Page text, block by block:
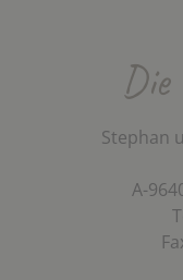
Stephan
A-